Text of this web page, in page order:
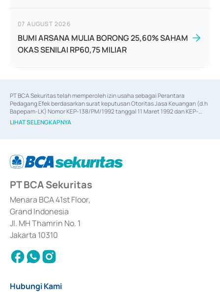
07 AUGUST 2026
BUMI ARSANA MULIA BORONG 25,60% SAHAM
OKAS SENILAI RP60,75 MILIAR
PT BCA Sekuritas telah memperoleh izin usaha sebagai Perantara
Pedagang Efek berdasarkan surat keputusan Otoritas Jasa Keuangan (d.h
Bapepam-LK) Nomor KEP-138/PM/1992 tanggal 11 Maret 1992 dan KEP-
06/D.04/2014 tanggal 28 Februari 2014, izin usaha sebagai Penjamin Emisi
Efek berdasarkan surat keputusan Otoritas Jasa Keuangan Nomor KEP-
berdasarkan surat keputusan Otoritas Jasa Keuangan Nomor S-
67/PM.21/2017 tanggal 3 Februari 2017, dan beberapa izin usaha lainnya
Sertifikat Deposito di Pasar Uang yang izinnya diterbitkan pada tahun 2017
dan izin usaha lainnya dari Bank Indonesia sebagai Lembaga Pendukung
Penerbitan, Transaksi, serta Penatausahaan dan Penyelesaian Transaksi
Surat Berharga Komersial yang izinnya diterbitkan pada tahun 2018.
LIHAT SELENGKAPNYA
PT BCA Sekuritas
Menara BCA 41st Floor,
Grand Indonesia
Jl. MH Thamrin No. 1
Jakarta 10310
Hubungi Kami